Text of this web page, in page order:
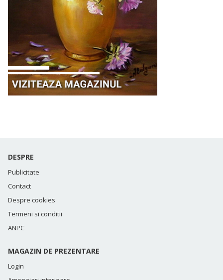
DESPRE
Publicitate
Contact
Despre cookies
Termeni si conditii
ANPC
MAGAZIN DE PREZENTARE
Login